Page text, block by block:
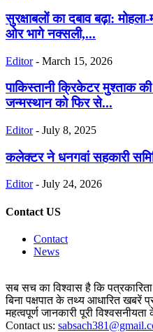
सुरक्षाबलों का दबाव बढ़ा:
ओर भागे नक्सली,...
Editor - March 15, 2026
पाकिस्तानी क्रिकेटर मुश्ताक
जन्मस्थान को फिर से...
Editor - July 8, 2025
कलेक्टर ने धनगवां सहकारी
Editor - July 24, 2026
Contact US
Contact
News
सब सच का विश्वास है कि
बिना पक्षपात के तथ्य आधारित खबरें
महत्वपूर्ण जानकारी पूरी
Contact us: